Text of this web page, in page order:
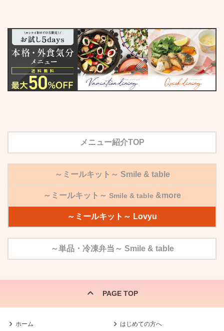
メニュー紹介TOP
～ミールキット～ Smile & table
～ミールキット～ Smile & table &more
～ミールキット～ Lovyu
～単品・冷凍弁当～ Smile & table
PAGE TOP
ホーム はじめての方へ